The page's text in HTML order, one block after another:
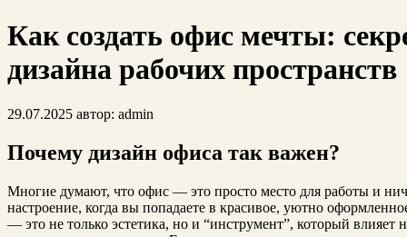
Как создать офис мечты:
дизайна рабочих пространств
29.07.2025 автор: admin
Почему дизайн офиса так важен?
Многие думают, что офис — это просто место для работы и
настроение, когда вы попадаете в красивое, уютно
— это не только эстетика, но и “инструмент”, который